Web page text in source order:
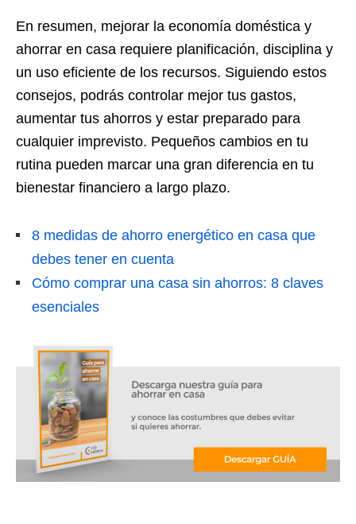
En resumen, mejorar la economía doméstica y
ahorrar en casa requiere planificación, disciplina y
un uso eficiente de los recursos. Siguiendo estos
consejos, podrás controlar mejor tus gastos,
aumentar tus ahorros y estar preparado para
cualquier imprevisto. Pequeños cambios en tu
rutina pueden marcar una gran diferencia en tu
bienestar financiero a largo plazo.
8 medidas de ahorro energético en casa que
debes tener en cuenta
Cómo comprar una casa sin ahorros: 8 claves
esenciales